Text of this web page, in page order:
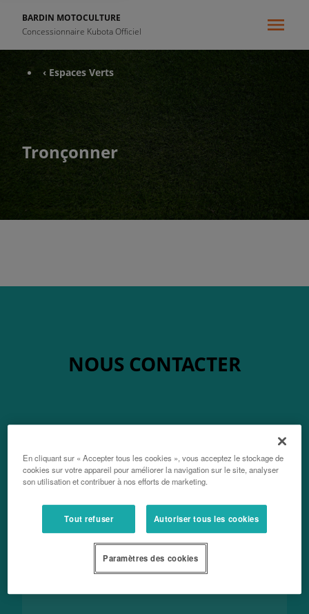
BARDIN MOTOCULTURE
Concessionnaire Kubota Officiel
‹ Espaces Verts
Tronçonner
NOUS CONTACTER
Votre nom, prénom
En cliquant sur « Accepter tous les cookies », vous acceptez le stockage de
cookies sur votre appareil pour améliorer la navigation sur le site, analyser
son utilisation et contribuer à nos efforts de marketing.
Tout refuser Autoriser tous les cookies
Paramètres des cookies